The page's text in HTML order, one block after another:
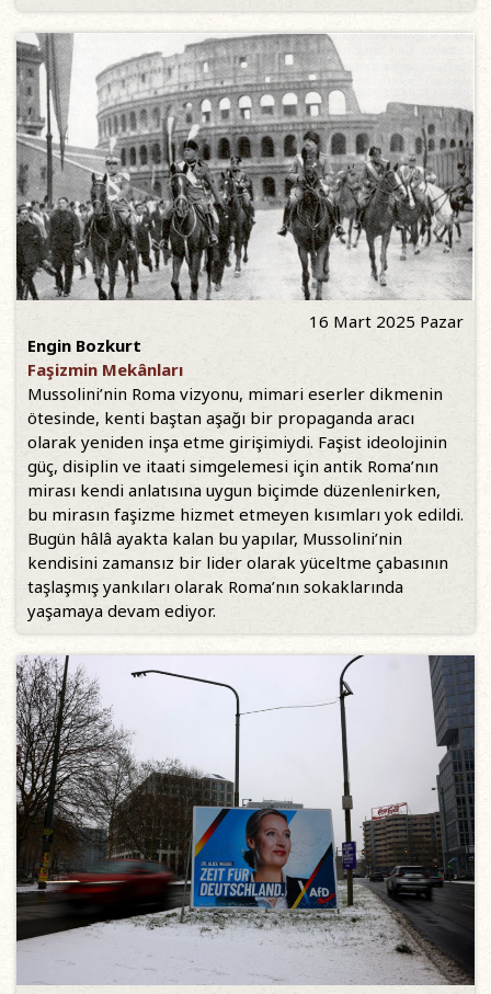
16 Mart 2025 Pazar
Engin Bozkurt
Faşizmin Mekânları
Mussolini’nin Roma vizyonu, mimari eserler dikmenin
ötesinde, kenti baştan aşağı bir propaganda aracı
olarak yeniden inşa etme girişimiydi. Faşist ideolojinin
güç, disiplin ve itaati simgelemesi için antik Roma’nın
mirası kendi anlatısına uygun biçimde düzenlenirken,
bu mirasın faşizme hizmet etmeyen kısımları yok edildi.
Bugün hâlâ ayakta kalan bu yapılar, Mussolini’nin
kendisini zamansız bir lider olarak yüceltme çabasının
taşlaşmış yankıları olarak Roma’nın sokaklarında
yaşamaya devam ediyor.